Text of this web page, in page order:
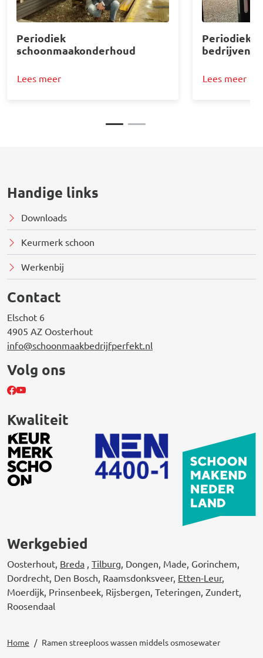
Periodiek
schoonmaakonderhoud
Lees meer
Periodieke
bedrijven
Lees meer
Handige links
Downloads
Keurmerk schoon
Werkenbij
Contact
Elschot 6
4905 AZ Oosterhout
info@schoonmaakbedrijfperfekt.nl
Volg ons
Kwaliteit
Werkgebied
Oosterhout, Breda Tilburg , Dongen, Made, Gorinchem,
Dordrecht, Den Bosch, Raamsdonksveer, Etten-Leur,
Moerdijk, Prinsenbeek, Rijsbergen, Teteringen, Zundert,
Roosendaal
Home Ramen streeploos wassen middels osmosewater